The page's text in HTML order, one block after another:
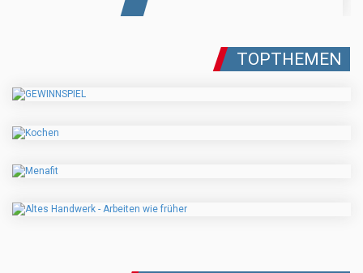
TOPTHEMEN